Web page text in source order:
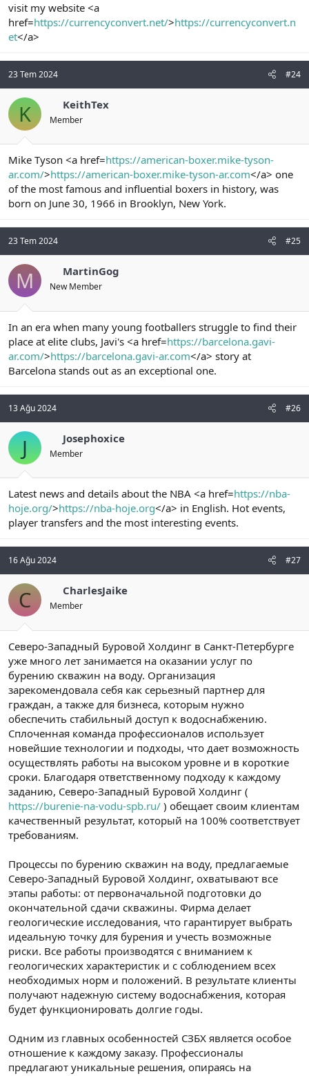
visit my website <a
href=https://currencyconvert.net/>https://currencyconvert.n
et</a>
23 Tem 2024 #24
K KeithTex
Member
Mike Tyson <a href=https://american-boxer.mike-tyson-
ar.com/>https://american-boxer.mike-tyson-ar.com</a> one
of the most famous and influential boxers in history, was
born on June 30, 1966 in Brooklyn, New York.
23 Tem 2024 #25
M MartinGog
New Member
In an era when many young footballers struggle to find their
place at elite clubs, Javi's <a href=https://barcelona.gavi-
ar.com/>https://barcelona.gavi-ar.com</a> story at
Barcelona stands out as an exceptional one.
13 Ağu 2024 #26
J Josephoxice
Member
Latest news and details about the NBA <a href=https://nba-
hoje.org/>https://nba-hoje.org</a> in English. Hot events,
player transfers and the most interesting events.
16 Ağu 2024 #27
C CharlesJaike
Member
Северо-Западный Буровой Холдинг в Санкт-Петербурге
уже много лет занимается на оказании услуг по
бурению скважин на воду. Организация
зарекомендовала себя как серьезный партнер для
граждан, а также для бизнеса, которым нужно
обеспечить стабильный доступ к водоснабжению.
Сплоченная команда профессионалов использует
новейшие технологии и подходы, что дает возможность
осуществлять работы на высоком уровне и в короткие
сроки. Благодаря ответственному подходу к каждому
заданию, Северо-Западный Буровой Холдинг (
https://burenie-na-vodu-spb.ru/ ) обещает своим клиентам
качественный результат, который на 100% соответствует
требованиям.
Процессы по бурению скважин на воду, предлагаемые
Северо-Западный Буровой Холдинг, охватывают все
этапы работы: от первоначальной подготовки до
окончательной сдачи скважины. Фирма делает
геологические исследования, что гарантирует выбрать
идеальную точку для бурения и учесть возможные
риски. Все работы производятся с вниманием к
геологических характеристик и с соблюдением всех
необходимых норм и положений. В результате клиенты
получают надежную систему водоснабжения, которая
будет функционировать долгие годы.
Одним из главных особенностей СЗБХ является особое
отношение к каждому заказу. Профессионалы
предлагают уникальные решения, опираясь на